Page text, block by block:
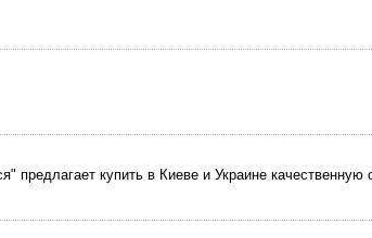
предлагает купить в Киеве и Украине качественную